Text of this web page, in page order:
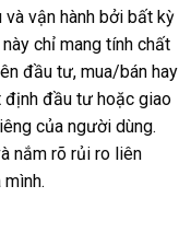
vận hành bởi bất kỳ
chỉ mang tính chất
đầu tư, mua/bán hay
định đầu tư hoặc giao
của người dùng.
nắm rõ rủi ro liên